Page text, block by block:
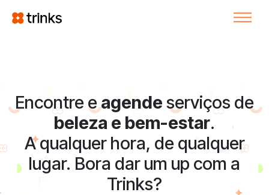
Encontre eagende serviços de
beleza e bem-estar.
A qualquer hora, de qualquer
lugar. Bora dar um up com a
Trinks?